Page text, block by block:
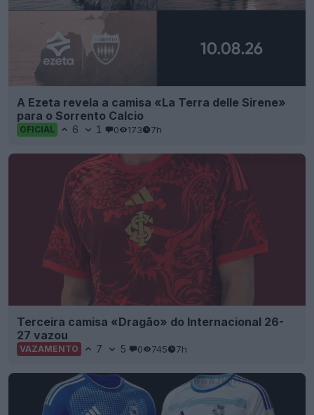
A Ezeta revela a camisa «La Terra delle Sirene»
para o Sorrento Calcio
OFICIAL 6 1 0 173 7h
Terceira camisa «Dragão» do Internacional 26-
27 vazou
VAZAMENTO 7 5 0 745 7h